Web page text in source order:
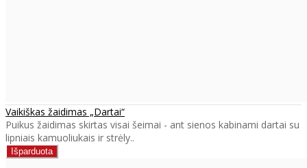
Vaikiškas žaidimas „Dartai“
Puikus žaidimas skirtas visai šeimai - ant sienos kabinami dartai su
lipniais kamuoliukais ir strėly..